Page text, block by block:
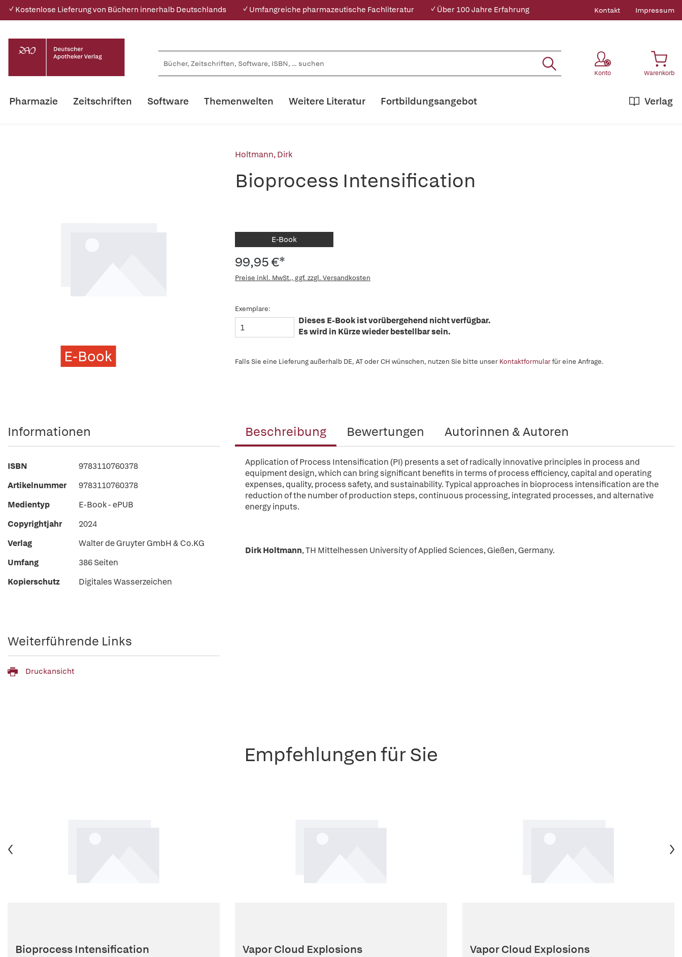
✓ Kostenlose Lieferung von Büchern innerhalb Deutschlands ✓ Umfangreiche pharmazeutische Fachliteratur ✓ Über 100 Jahre Erfahrung Kontakt Impressum
Konto Warenkorb
Pharmazie Zeitschriften Software Themenwelten Weitere Literatur Verlag
Fortbildungsangebot
E-Book
Holtmann, Dirk
Bioprocess Intensification
E-Book
99,95 €*
Preise inkl. MwSt., ggf. zzgl. Versandkosten
Exemplare:
Dieses E-Book ist vorübergehend nicht verfügbar.
Es wird in Kürze wieder bestellbar sein.
Falls Sie eine Lieferung außerhalb DE, AT oder CH wünschen, nutzen Sie bitte unser Kontaktformularfür eine Anfrage.
Beschreibung Bewertungen Autorinnen & Autoren
Application of Process Intensification (PI) presents a set of radically innovative principles in process and
equipment design, which can bring significant benefits in terms of process efficiency, capital and operating
expenses, quality, process safety, and sustainability. Typical approaches in bioprocess intensification are the
reduction of the number of production steps, continuous processing, integrated processes, and alternative
energy inputs.
Dirk Holtmann, TH Mittelhessen University of Applied Sciences, Gießen, Germany.
Informationen
ISBN
9783110760378
Artikelnummer
9783110760378
Medientyp
E-Book - ePUB
Copyrightjahr
2024
Verlag
Walter de Gruyter GmbH & Co.KG
Umfang
386 Seiten
Kopierschutz
Digitales Wasserzeichen
Weiterführende Links
Druckansicht
Empfehlungen für Sie
Bioprocess Intensification Vapor Cloud Explosions Vapor Cloud Explosions